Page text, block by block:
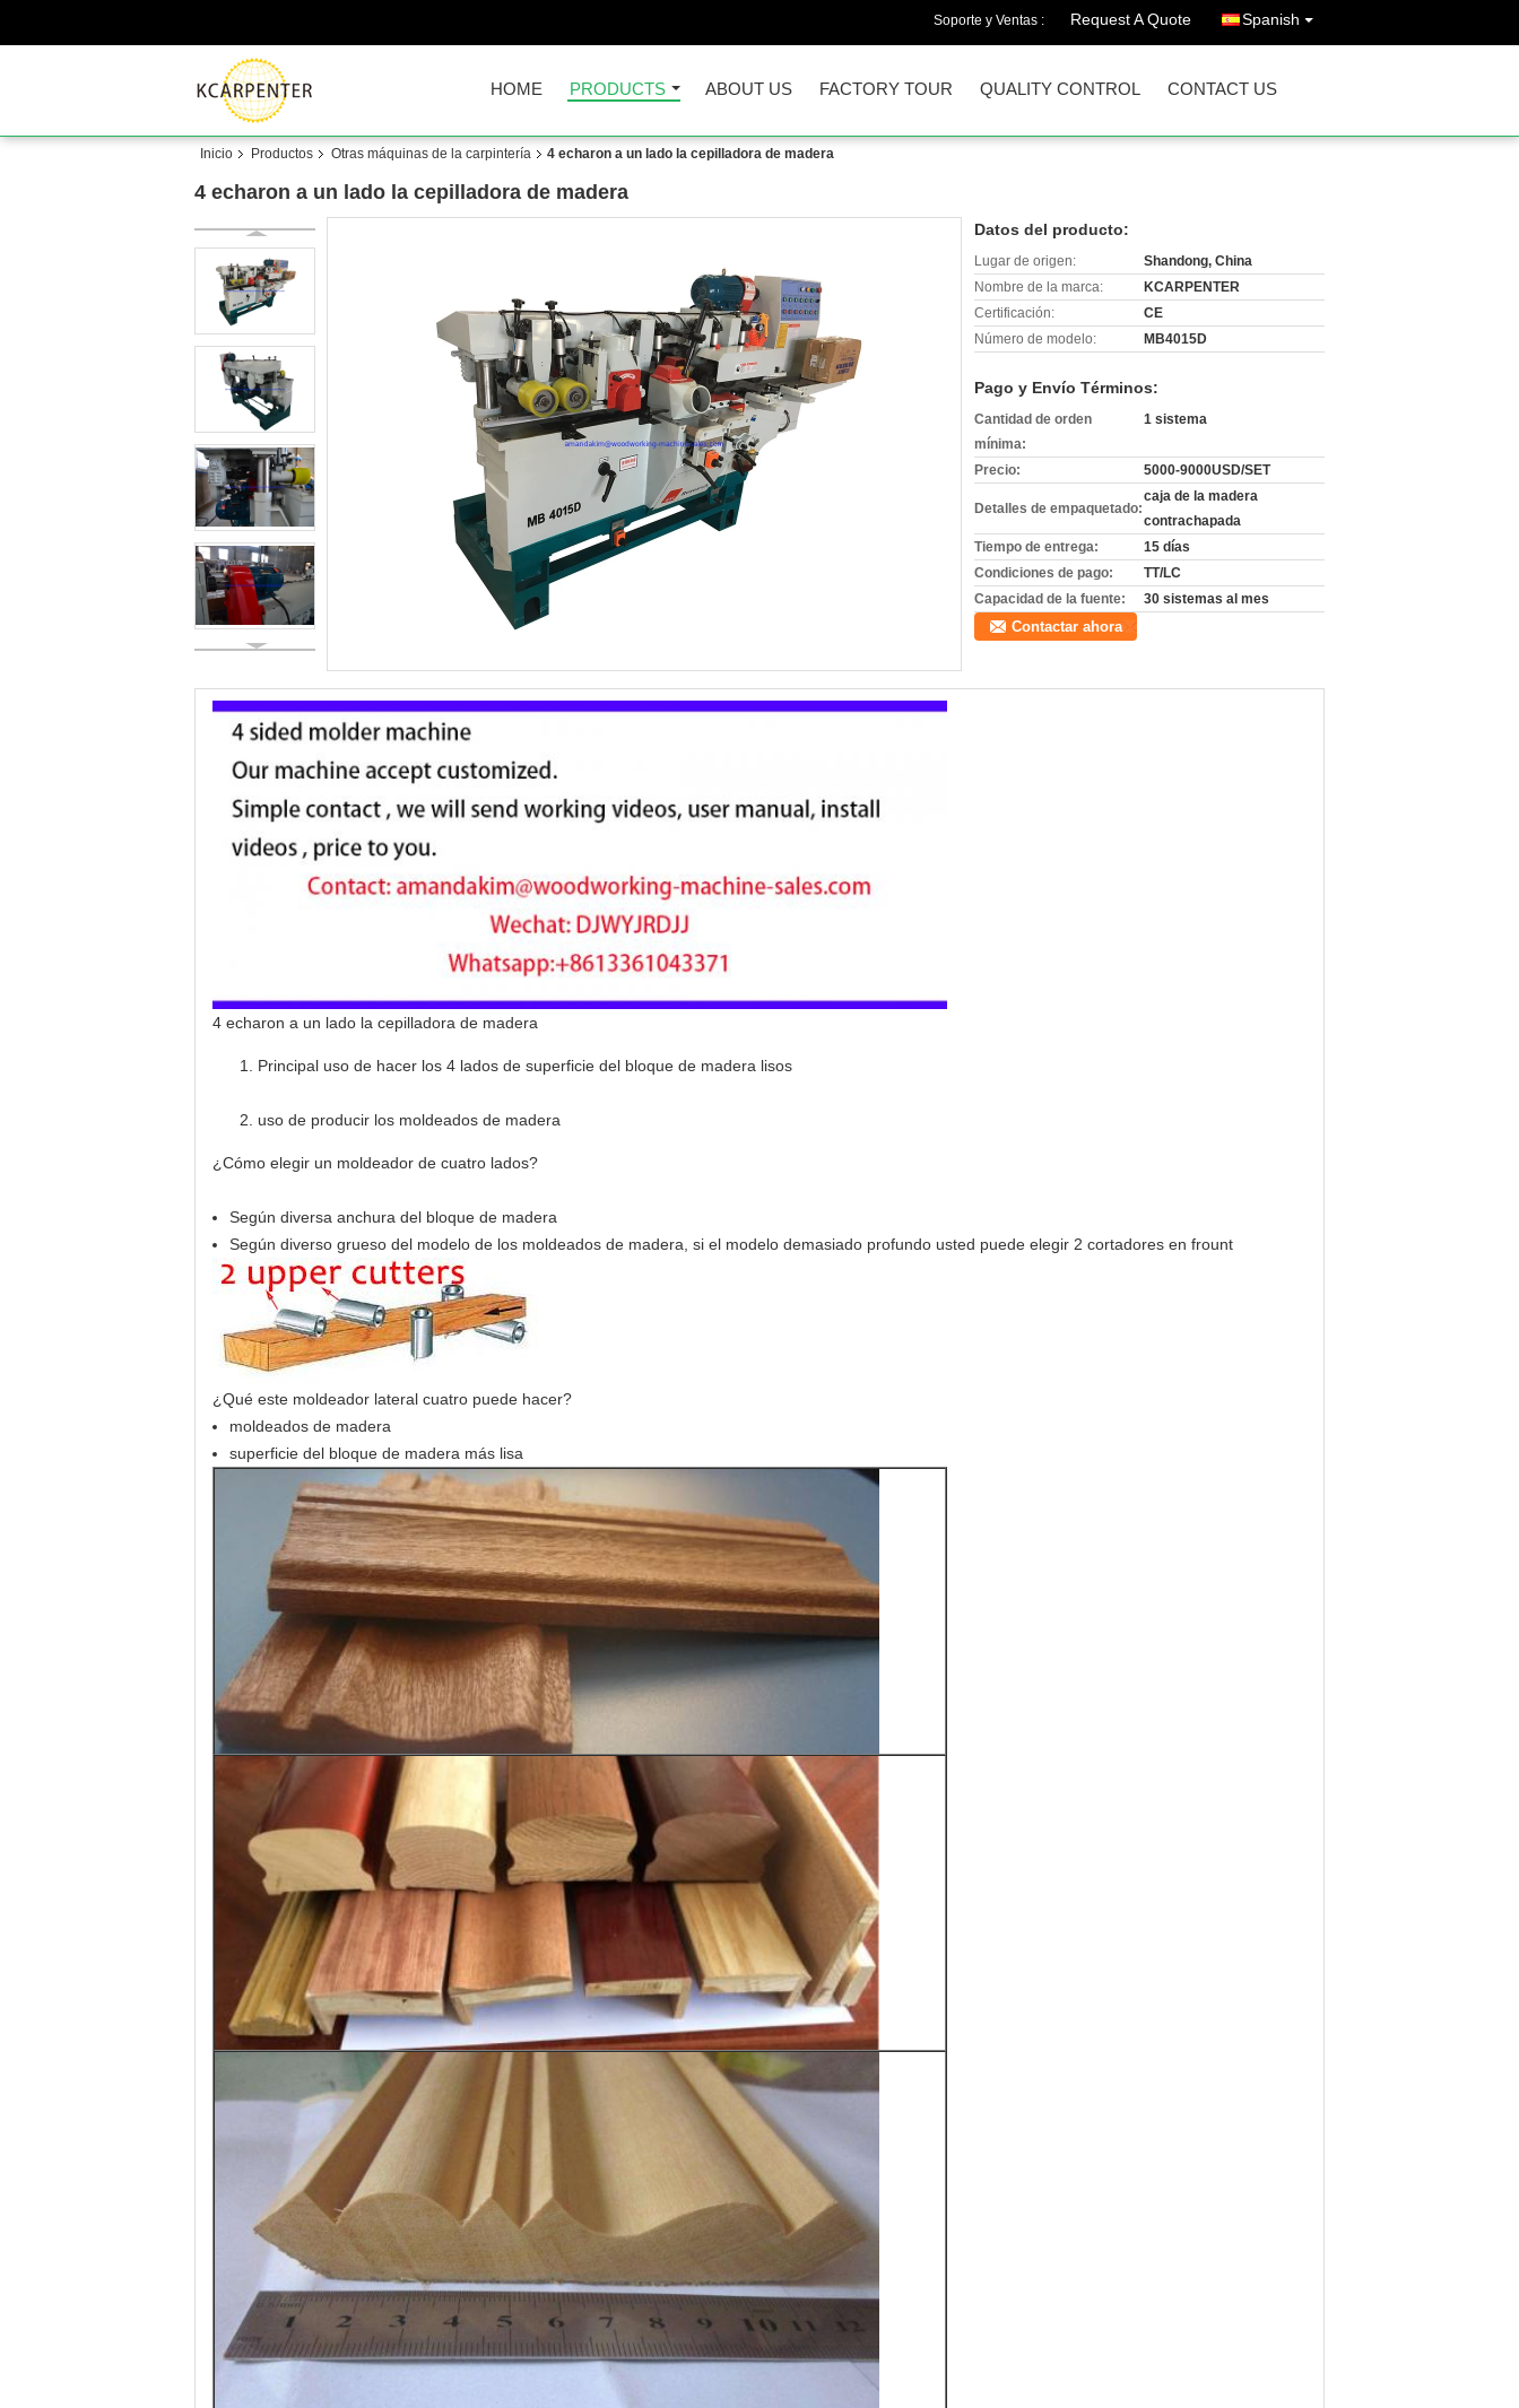
Soporte y Ventas : Request A Quote Spanish
HOME PRODUCTS ABOUT US FACTORY TOUR QUALITY CONTROL CONTACT US
Inicio Productos Otras máquinas de la carpintería 4 echaron a un lado la cepilladora de madera
4 echaron a un lado la cepilladora de madera
Datos del producto:
Lugar de origen:
Shandong, China
Nombre de la marca:
KCARPENTER
Certificación:
CE
Número de modelo:
MB4015D
Pago y Envío Términos:
Cantidad de orden
mínima:
1 sistema
Precio: 5000-9000USD/SET
Detalles de empaquetado:
caja de la madera
contrachapada
Tiempo de entrega:
15 días
Condiciones de pago:
TT/LC
Capacidad de la fuente:
30 sistemas al mes
Contactar ahora
4 echaron a un lado la cepilladora de madera
Principal uso de hacer los 4 lados de superficie del bloque de madera lisos
uso de producir los moldeados de madera
¿Cómo elegir un moldeador de cuatro lados?
Según diversa anchura del bloque de madera
Según diverso grueso del modelo de los moldeados de madera, si el modelo demasiado profundo usted puede elegir 2 cortadores en frount
¿Qué este moldeador lateral cuatro puede hacer?
moldeados de madera
superficie del bloque de madera más lisa